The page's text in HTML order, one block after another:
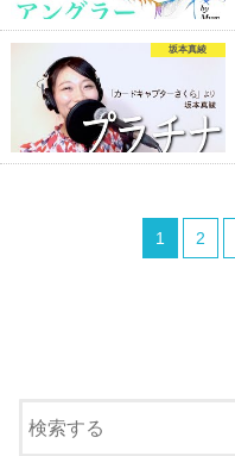
坂本真綾
1 2